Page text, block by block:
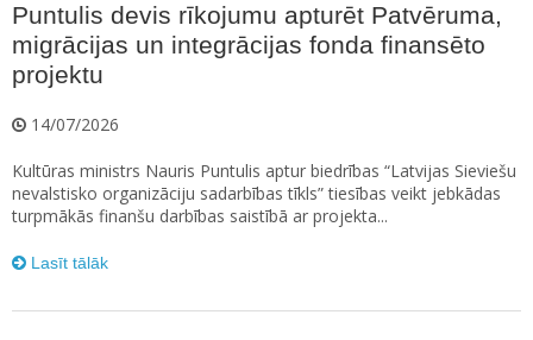
Puntulis devis rīkojumu apturēt Patvēruma,
migrācijas un integrācijas fonda finansēto
projektu
14/07/2026
Kultūras ministrs Nauris Puntulis aptur biedrības “Latvijas Sieviešu
nevalstisko organizāciju sadarbības tīkls” tiesības veikt jebkādas
turpmākās finanšu darbības saistībā ar projekta...
Lasīt tālāk